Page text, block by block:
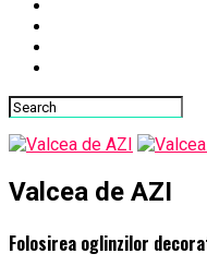
Valcea de AZI
Folosirea oglinzilor